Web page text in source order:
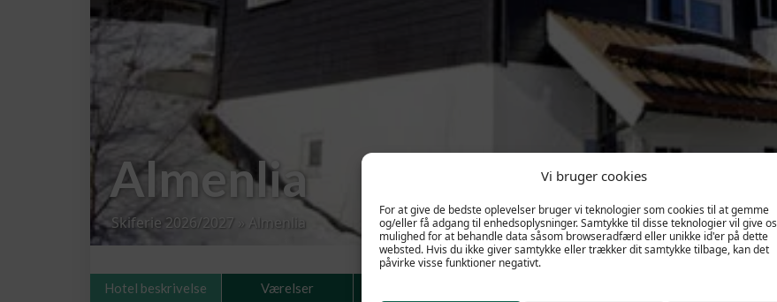
Vi bruger cookies
For at give de bedste oplevelser bruger vi teknologier som cookies til at gemme
og/eller få adgang til enhedsoplysninger. Samtykke til disse teknologier vil give os
mulighed for at behandle data såsom browseradfærd eller unikke id'er på dette
websted. Hvis du ikke giver samtykke eller trækker dit samtykke tilbage, kan det
påvirke visse funktioner negativt.
Almenlia
Skiferie 2026/2027 » Almenlia
Hotel beskrivelse Værelser